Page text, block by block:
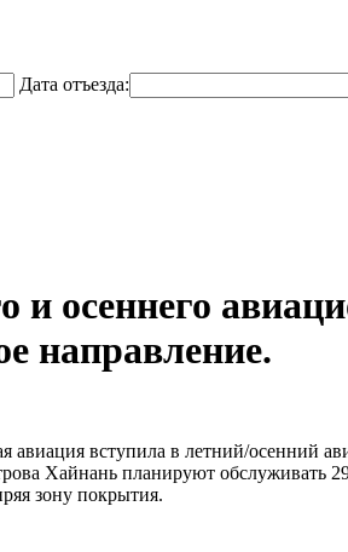
Дата отъезда:
и осеннего
направление.
авиация вступила в летний/осенний
Хайнань планируют обслуживать
зону покрытия.